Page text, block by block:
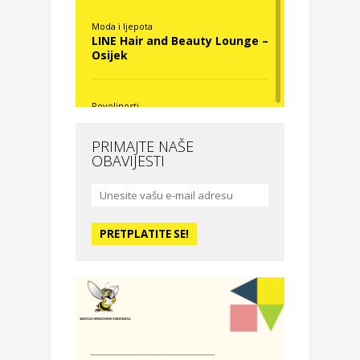
Moda i ljepota
LINE Hair and Beauty Lounge –
Osijek
Povoljnosti
Moda i ljepota
studio – Osijek
Zdravlje i osiguranje
PRIMAJTE NAŠE
OBAVIJESTI